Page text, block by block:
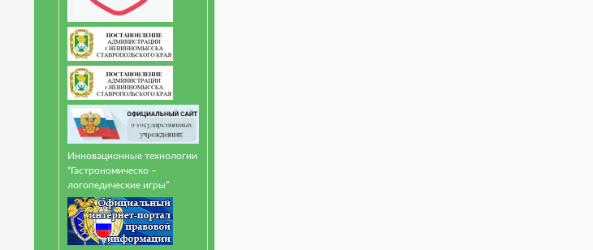
Инновационные технологии
“Гастрономическо –
логопедические игры”